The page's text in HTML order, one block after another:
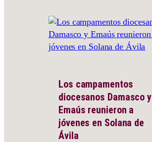
Los campamentos
diocesanos Damasco y
Emaús reunieron a
jóvenes en Solana de
Ávila